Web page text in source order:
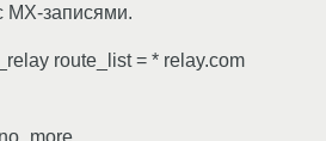
MX-записями.
route_list = * relay.com